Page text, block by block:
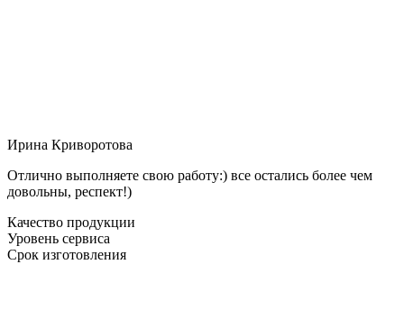
Ирина Криворотова
Отлично выполняете свою работу:) все остались более чем
довольны, респект!)
Качество продукции
Уровень сервиса
Срок изготовления